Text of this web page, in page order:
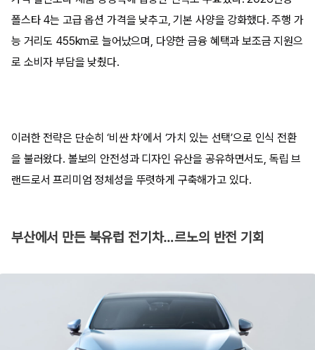
폴스타 4는 고급 옵션 가격을 낮추고, 기본 사양을 강화했다. 주행 가
능 거리도 455km로 늘어났으며, 다양한 금융 혜택과 보조금 지원으
로 소비자 부담을 낮췄다.
이러한 전략은 단순히 ‘비싼 차’에서 ‘가치 있는 선택’으로 인식 전환
을 불러왔다. 볼보의 안전성과 디자인 유산을 공유하면서도, 독립 브
랜드로서 프리미엄 정체성을 뚜렷하게 구축해가고 있다.
부산에서 만든 북유럽 전기차…르노의 반전 기회